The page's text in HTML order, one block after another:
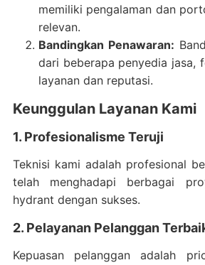
memiliki pengalaman dan
relevan.
Bandingkan Penawaran:
dari beberapa penyedia jasa,
layanan dan reputasi.
Keunggulan Layanan Kami
1. Profesionalisme Teruji
Teknisi kami adalah profesional
telah menghadapi berbagai
hydrant dengan sukses.
2. Pelayanan Pelanggan
Kepuasan pelanggan adalah